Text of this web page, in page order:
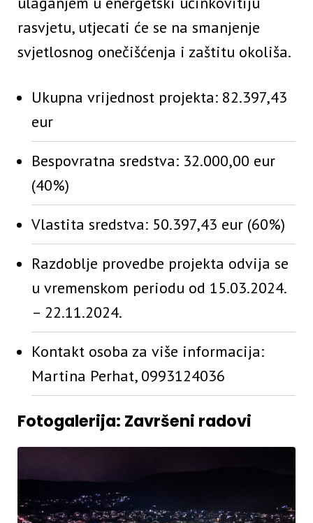
rasvjetu, utjecati će se na smanjenje
svjetlosnog onečišćenja i zaštitu okoliša.
Ukupna vrijednost projekta: 82.397,43
eur
Bespovratna sredstva: 32.000,00 eur
(40%)
Vlastita sredstva: 50.397,43 eur (60%)
Razdoblje provedbe projekta odvija se
u vremenskom periodu od 15.03.2024.
– 22.11.2024.
Kontakt osoba za više informacija:
Martina Perhat, 0993124036
Fotogalerija: Završeni radovi